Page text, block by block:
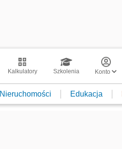
Kalkulatory Szkolenia Konto
Nieruchomości Edukacja